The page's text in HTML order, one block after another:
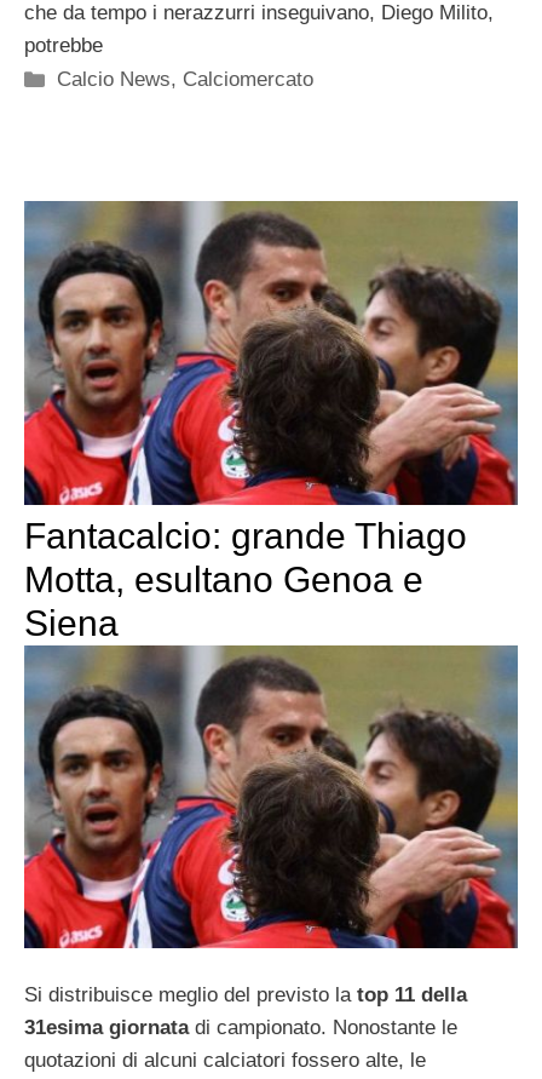
che da tempo i nerazzurri inseguivano, Diego Milito,
potrebbe
Categorie
Calcio News, Calciomercato
Fantacalcio: grande Thiago
Motta, esultano Genoa e
Siena
Si distribuisce meglio del previsto latop 11 della
31esima giornatadi campionato. Nonostante le
quotazioni di alcuni calciatori fossero alte, le